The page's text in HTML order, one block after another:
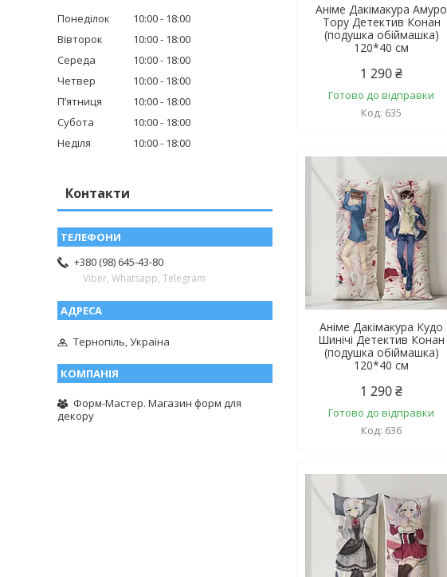
Аніме Дакімакура Амуро
Тору Детектив Конан
(подушка обіймашка)
120*40 см
1 290 ₴
Готово до відправки
635
Аніме Дакімакура Кудо
Шинічі Детектив Конан
(подушка обіймашка)
120*40 см
1 290 ₴
Готово до відправки
636
Понеділок 10:00
18:00
Вівторок
10:00
18:00
Середа
10:00
18:00
Четвер
10:00
18:00
Пʼятниця
10:00
18:00
Субота
10:00
18:00
Неділя
10:00 18:00
Контакти
+380 (98) 645-43-80
Viber, Whatsapp, Telegram
Тернопіль, Україна
Форм-Мастер. Магазин форм для
декору